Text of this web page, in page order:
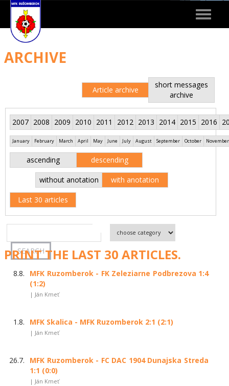
Toggle
ARCHIVE
Article archive
short messages
archive
2007 2008 2009 2010 2011 2012 2013 2014 2015 2016
January February March April May June July August September October November
ascending descending
without anotation with anotation
Last 30 articles
PRINT THE LAST 30 ARTICLES.
8.8.
MFK Ruzomberok - FK Zeleziarne Podbrezova 1:4
(1:2)
| Ján Kmeť
1.8. MFK Skalica - MFK Ruzomberok 2:1 (2:1)
| Ján Kmeť
26.7.
MFK Ruzomberok - FC DAC 1904 Dunajska Streda
1:1 (0:0)
| Ján Kmeť